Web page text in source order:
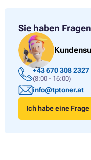
Sie haben
+43 670 308 2327
(8:00 - 16:00)
info@tptoner.at
Ich habe eine Frage